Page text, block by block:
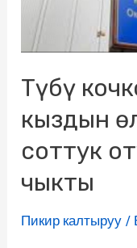
Түбү
кыздын
соттук
чыкты
Пикир калтыруу /